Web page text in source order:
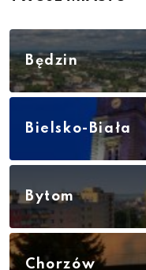
Będzin
Bielsko-Biała
Bytom
Chorzów